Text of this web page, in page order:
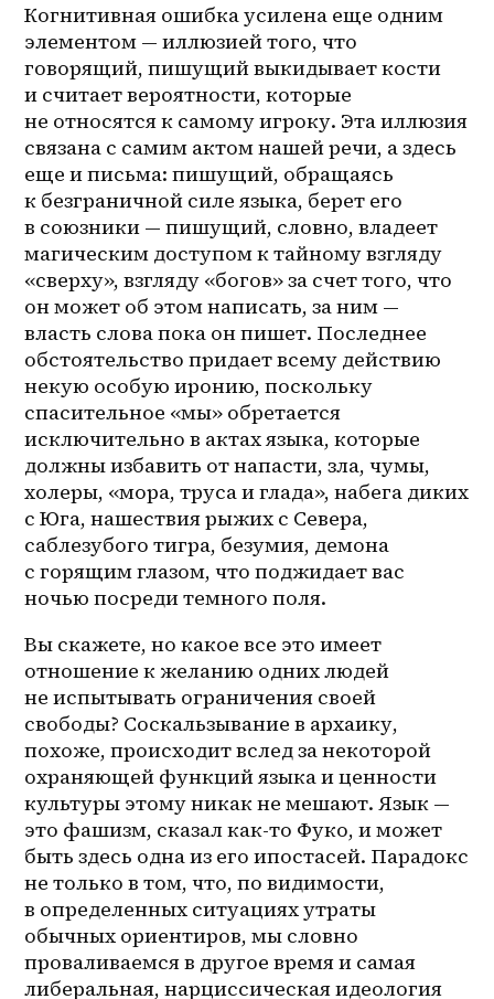
Когнитивная ошибка усилена еще одним
элементом — иллюзией того, что
говорящий, пишущий выкидывает кости
и считает вероятности, которые
не относятся к самому игроку. Эта иллюзия
связана с самим актом нашей речи, а здесь
еще и письма: пишущий, обращаясь
к безграничной силе языка, берет его
в союзники — пишущий, словно, владеет
магическим доступом к тайному взгляду
«сверху», взгляду «богов» за счет того, что
он может об этом написать, за ним —
власть слова пока он пишет. Последнее
обстоятельство придает всему действию
некую особую иронию, поскольку
спасительное «мы» обретается
исключительно в актах языка, которые
должны избавить от напасти, зла, чумы,
холеры, «мора, труса и глада», набега диких
с Юга, нашествия рыжих с Севера,
саблезубого тигра, безумия, демона
с горящим глазом, что поджидает вас
ночью посреди темного поля.
Вы скажете, но какое все это имеет
отношение к желанию одних людей
не испытывать ограничения своей
свободы? Соскальзывание в архаику,
похоже, происходит вслед за некоторой
охраняющей функций языка и ценности
культуры этому никак не мешают. Язык —
это фашизм, сказал как-то Фуко, и может
быть здесь одна из его ипостасей. Парадокс
не только в том, что, по видимости,
в определенных ситуациях утраты
обычных ориентиров, мы словно
проваливаемся в другое время и самая
либеральная, нарциссическая идеология